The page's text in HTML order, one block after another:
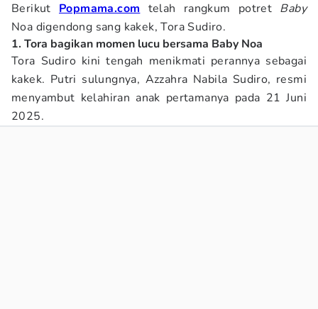
Berikut Popmama.com telah rangkum potret Baby
Noa digendong sang kakek, Tora Sudiro.
1. Tora bagikan momen lucu bersama Baby Noa
Tora Sudiro kini tengah menikmati perannya sebagai
kakek. Putri sulungnya, Azzahra Nabila Sudiro, resmi
menyambut kelahiran anak pertamanya pada 21 Juni
2025.